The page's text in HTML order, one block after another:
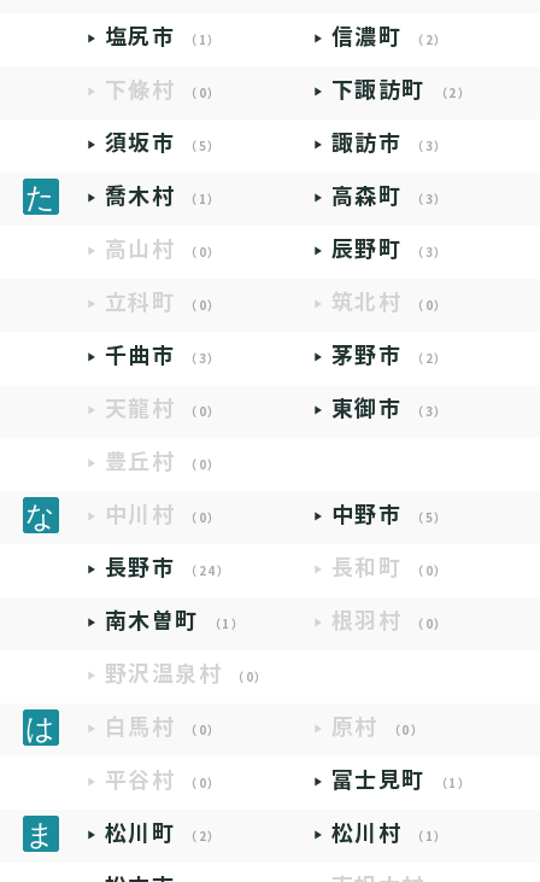
塩尻市 （1） 信濃町 （2）
下條村 （0） 下諏訪町 （2）
須坂市 （5） 諏訪市 （3）
喬木村 （1） 高森町 （3）
高山村 （0） 辰野町 （3）
立科町 （0） 筑北村 （0）
千曲市 （3） 茅野市 （2）
天龍村 （0） 東御市 （3）
豊丘村 （0）
中川村 （0） 中野市 （5）
長野市 （24） 長和町 （0）
南木曽町 （1） 根羽村 （0）
野沢温泉村 （0）
白馬村 （0） 原村 （0）
平谷村 （0） 富士見町 （1）
松川町 （2） 松川村 （1）